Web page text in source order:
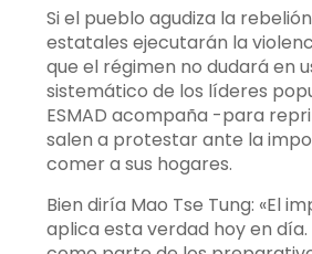
Si el pueblo agudiza la
estatales ejecutarán la
que el régimen no dudará en
sistemático de los líderes
ESMAD acompaña -para
salen a protestar ante la
comer a sus hogares.
Bien diría Mao Tse Tung: «El
aplica esta verdad hoy en